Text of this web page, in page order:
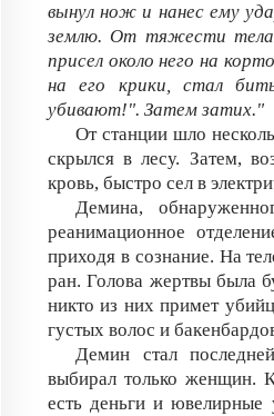
вынул нож и нанес ему
землю. От тяжести тела
присел около него на
на его крики, стал
убивают!". Затем затих."
От станции шло
скрылся в лесу. Затем,
кровь, быстро сел в
Демина,
реанимационное
приходя в сознание. На
ран. Голова жертвы была
никто из них примет
густых волос и
Демин стал
выбирал только женщин.
есть деньги и ювелирные